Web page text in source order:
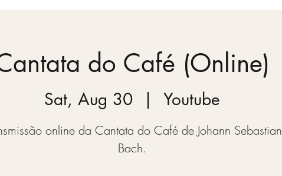
do Café (Online)
Sat, Aug 30
  |
Youtube
online da Cantata do Café de Johann Sebastian
Bach.